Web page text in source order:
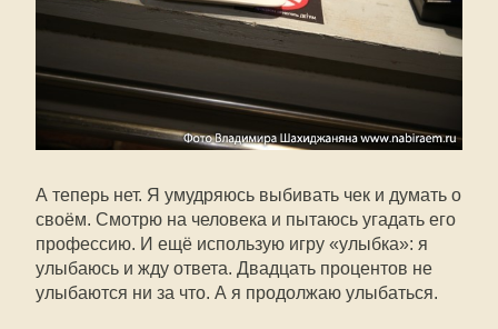
А теперь нет. Я умудряюсь выбивать чек и думать о
своём. Смотрю на человека и пытаюсь угадать его
профессию. И ещё использую игру «улыбка»: я
улыбаюсь и жду ответа. Двадцать процентов не
улыбаются ни за что. А я продолжаю улыбаться.